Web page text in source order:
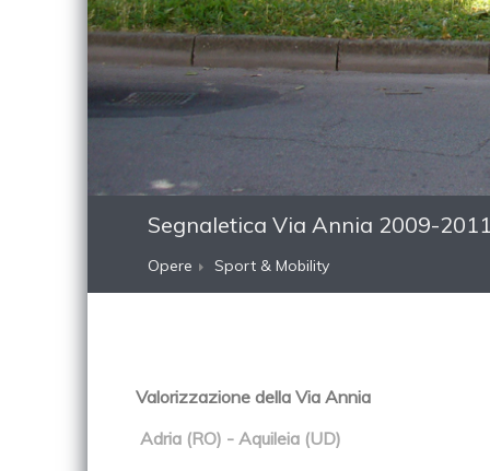
Segnaletica Via Annia 2009-
Opere Sport & Mobility
Valorizzazione della Via Annia
Adria (RO) - Aquileia (UD)